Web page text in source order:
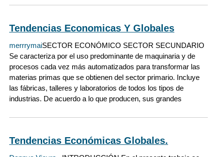
Tendencias Economicas Y Globales
merrrymaiSECTOR ECONÓMICO SECTOR SECUNDARIO
Se caracteriza por el uso predominante de maquinaria y de
procesos cada vez más automatizados para transformar las
materias primas que se obtienen del sector primario. Incluye
las fábricas, talleres y laboratorios de todos los tipos de
industrias. De acuerdo a lo que producen, sus grandes
Tendencias Económicas Globales.